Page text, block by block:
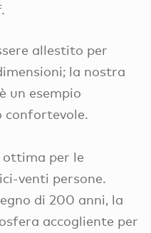
allestito per
la nostra
un esempio
confortevole.
ottima per le
venti persone.
di 200 anni, la
accogliente per